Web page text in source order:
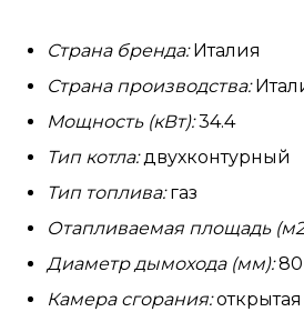
Страна бренда:Италия
Страна производства:
Мощность (кВт):34.4
Тип котла:двухконтурный
Тип топлива:газ
Отапливаемая площадь
Диаметр дымохода (мм):80
Камера сгорания:открытая